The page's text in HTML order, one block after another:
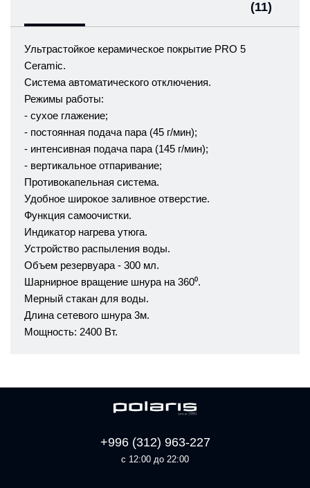
(11)
Ультрастойкое керамическое покрытие PRO 5
Ceramic.
Система автоматического отключения.
Режимы работы:
- сухое глажение;
- постоянная подача пара (45 г/мин);
- интенсивная подача пара (145 г/мин);
- вертикальное отпаривание;
Противокапельная система.
Удобное широкое заливное отверстие.
Функция самоочистки.
Индикатор нагрева утюга.
Устройство распыления воды.
Объем резервуара - 300 мл.
Шарнирное вращение шнура на 360⁰.
Мерный стакан для воды.
Длина сетевого шнура 3м.
Мощность: 2400 Вт.
+996 (312) 963-227
с 12:00 до 22:00